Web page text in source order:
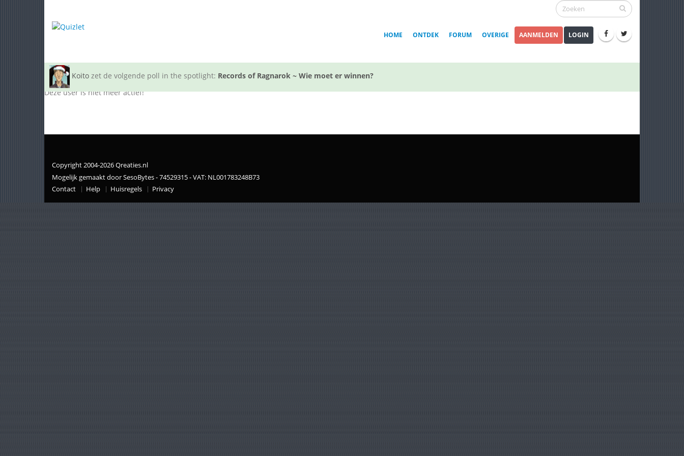
HOME ONTDEK FORUM OVERIGE AANMELDEN LOGIN
Koito zet de volgende poll in the spotlight: Records of Ragnarok ~ Wie moet er winnen?
Deze user is niet meer actief!
Copyright 2004-2026 Qreaties.nl
Mogelijk gemaakt door SesoBytes - 74529315 - VAT: NL001783248B73
Contact
Help Huisregels Privacy